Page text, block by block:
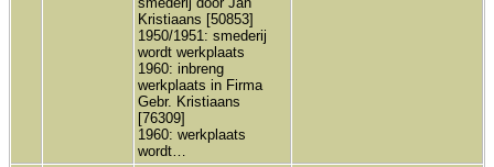
Kristiaans [50853]
1950/1951: smederij
wordt werkplaats
1960: inbreng
werkplaats in Firma
Gebr. Kristiaans
[76309]
1960: werkplaats
wordt…